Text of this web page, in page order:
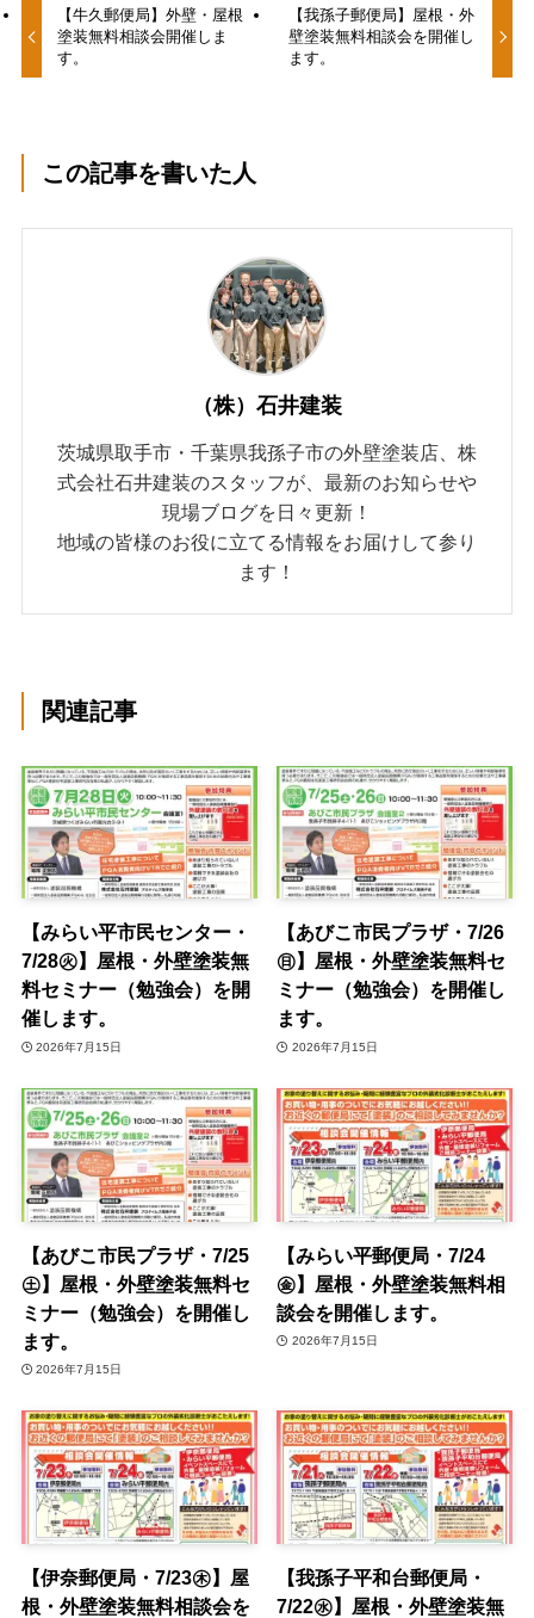
【牛久郵便局】外壁・屋根
塗装無料相談会開催しま
す。
【我孫子郵便局】屋根・外
壁塗装無料相談会を開催し
ます。
この記事を書いた人
（株）石井建装
茨城県取手市・千葉県我孫子市の外壁塗装店、株
式会社石井建装のスタッフが、最新のお知らせや
現場ブログを日々更新！
地域の皆様のお役に立てる情報をお届けして参り
ます！
関連記事
【みらい平市民センター・
7/28㊋】屋根・外壁塗装無
料セミナー（勉強会）を開
催します。
2026年7月15日
【あびこ市民プラザ・7/26
㊐】屋根・外壁塗装無料セ
ミナー（勉強会）を開催し
ます。
2026年7月15日
【あびこ市民プラザ・7/25
㊏】屋根・外壁塗装無料セ
ミナー（勉強会）を開催し
ます。
2026年7月15日
【みらい平郵便局・7/24
㊎】屋根・外壁塗装無料相
談会を開催します。
2026年7月15日
【伊奈郵便局・7/23㊍】屋
根・外壁塗装無料相談会を
【我孫子平和台郵便局・
7/22㊌】屋根・外壁塗装無